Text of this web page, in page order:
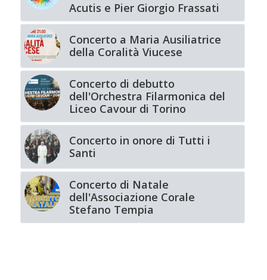
Acutis e Pier Giorgio Frassati
Concerto a Maria Ausiliatrice
della Coralità Viucese
Concerto di debutto
dell'Orchestra Filarmonica del
Liceo Cavour di Torino
Concerto in onore di Tutti i
Santi
Concerto di Natale
dell'Associazione Corale
Stefano Tempia